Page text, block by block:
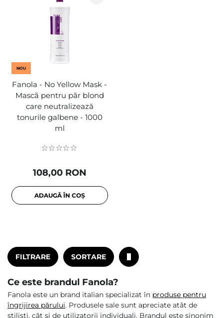
NOU
Fanola - No Yellow Mask -
Mască pentru păr blond
care neutralizează
tonurile galbene - 1000
ml
108,00 RON
ADAUGĂ ÎN COȘ
FILTRARE SORTARE
Ce este brandul Fanola?
Fanola este un brand italian specializat în produse pentru
îngrijirea părului. Produsele sale sunt apreciate atât de
stiliști, cât și de utilizatorii individuali. Brandul este sinonim